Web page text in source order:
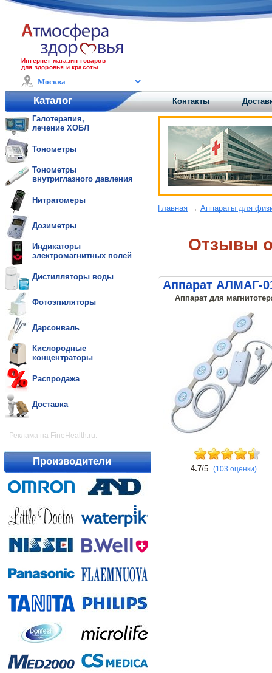
Интернет магазин товаров
для здоровья и красоты
Каталог Контакты
Галотерапия,
лечение ХОБЛ
Тонометры
Тонометры
внутриглазного давления
Нитратомеры
Дозиметры
Индикаторы
электромагнитных полей
Дистилляторы воды
Фотоэпиляторы
Дарсонваль
Кислородные
концентраторы
Распродажа
Доставка
Реклама на FineHealth.ru:
Производители
Главная → Аппараты для
Отзывы
Аппарат АЛМАГ-
Аппарат для
4.7/5 (103 оценки)